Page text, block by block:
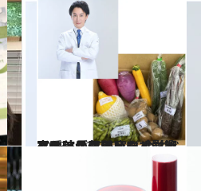
2023.10.22
寒暖差が肌に及ぼす影響とは!? 人気美容クリニックの院長に聞いた 今すべきケアは保湿とシミ対策
ビューティ＆ヘルス